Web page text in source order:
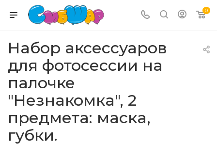
0
Набор аксессуаров
для фотосессии на
палочке
"Незнакомка", 2
предмета: маска,
губки.